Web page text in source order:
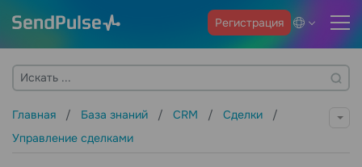
Регистрация
Главная База знаний CRM
Сделки
Управление сделками